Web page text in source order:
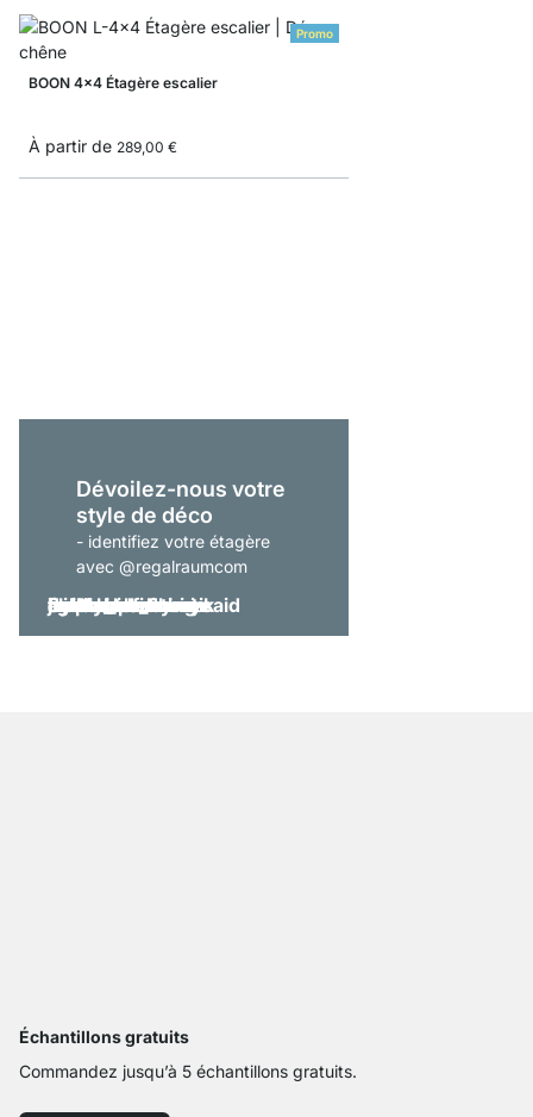
Promo
BOON 4x4 Étagère escalier
À partir de 289,00 €
Dévoilez-nous votre
style de déco
- identifiez votre étagère
avec @regalraumcom
Échantillons gratuits
Commandez jusqu’à 5 échantillons gratuits.